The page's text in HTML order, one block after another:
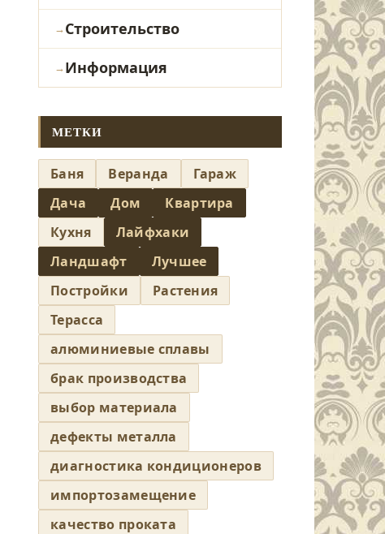
Строительство
Информация
МЕТКИ
Баня Веранда
Гараж
Дача
Дом
Квартира
Кухня
Лайфхаки
Ландшафт
Лучшее
Постройки
Растения
Терасса
алюминиевые сплавы
брак производства
выбор материала
дефекты металла
диагностика кондиционеров
импортозамещение
качество проката